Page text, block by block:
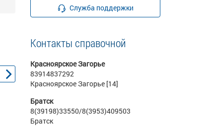
Служба поддержки
Контакты справочной
Красноярское Загорье
83914837292
Красноярское Загорье [14]
Братск
8(39198)33550/8(3953)409503
Братск